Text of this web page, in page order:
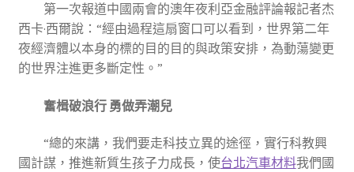
第一次報道中國兩會的澳年夜利亞金融評論報記者杰
西卡·西爾說：“經由過程這扇窗口可以看到，世界第二年
夜經濟體以本身的標的目的目的與政策安排，為動蕩變更
的世界注進更多斷定性。”
奮楫破浪行 勇做弄潮兒
“總的來講，我們要走科技立異的途徑，實行科教興
國計謀，推進新質生孩子力成長，使台北汽車材料我們國